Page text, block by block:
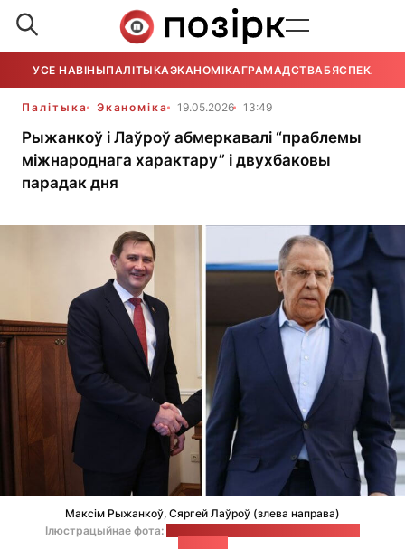
УСЕ НАВІНЫПАЛІТЫКАЭКАНОМІКАГРАМАДСТВАБЯСПЕКА
Палітыка Эканоміка 19.05.2026 13:49
Рыжанкоў і Лаўроў абмеркавалі “праблемы
міжнароднага характару” і двухбаковы
парадак дня
Максім Рыжанкоў, Сяргей Лаўроў (злева направа)
Ілюстрацыйнае фота: